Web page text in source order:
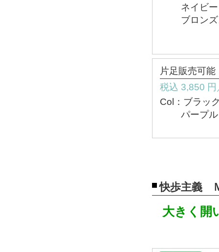
ネイビーラ
ブロンズス
片足販売可能
税込 3,850
Col：ブラッ
パープル
快歩主義
大きく開